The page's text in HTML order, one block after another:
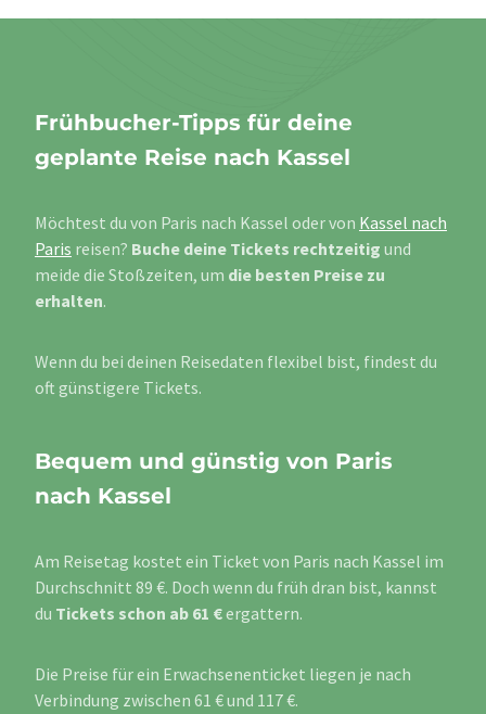
Frühbucher-Tipps für deine
geplante Reise nach Kassel
Möchtest du von Paris nach Kassel oder von Kassel nach
Paris reisen? Buche deine Tickets rechtzeitig und
meide die Stoßzeiten, um die besten Preise zu
erhalten.
Wenn du bei deinen Reisedaten flexibel bist, findest du
oft günstigere Tickets.
Bequem und günstig von Paris
nach Kassel
Am Reisetag kostet ein Ticket von Paris nach Kassel im
Durchschnitt 89 €. Doch wenn du früh dran bist, kannst
du Tickets schon ab 61 €ergattern.
Die Preise für ein Erwachsenenticket liegen je nach
Verbindung zwischen 61 € und 117 €.